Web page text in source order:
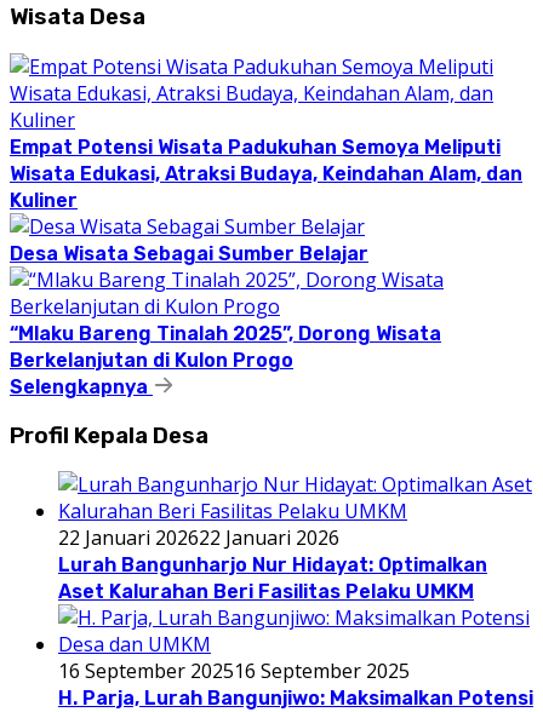
Wisata Desa
Empat Potensi Wisata Padukuhan Semoya Meliputi
Wisata Edukasi, Atraksi Budaya, Keindahan Alam, dan
Kuliner
Desa Wisata Sebagai Sumber Belajar
“Mlaku Bareng Tinalah 2025”, Dorong Wisata
Berkelanjutan di Kulon Progo
Selengkapnya
Profil Kepala Desa
22 Januari 202622 Januari 2026
Lurah Bangunharjo Nur Hidayat: Optimalkan
Aset Kalurahan Beri Fasilitas Pelaku UMKM
16 September 202516 September 2025
H. Parja, Lurah Bangunjiwo: Maksimalkan Potensi